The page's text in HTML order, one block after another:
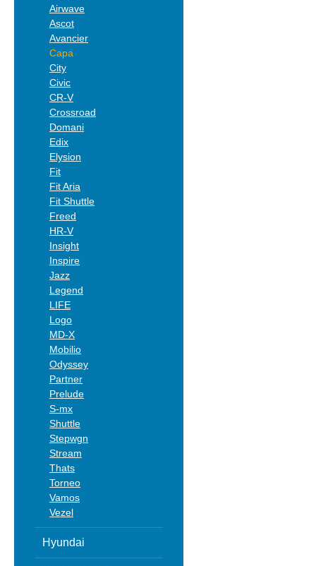
Airwave
Ascot
Avancier
Capa
City
Civic
CR-V
Crossroad
Domani
Edix
Elysion
Fit
Fit Aria
Fit Shuttle
Freed
HR-V
Insight
Inspire
Jazz
Legend
LIFE
Logo
MD-X
Mobilio
Odyssey
Partner
Prelude
S-mx
Shuttle
Stepwgn
Stream
Thats
Torneo
Vamos
Vezel
Hyundai